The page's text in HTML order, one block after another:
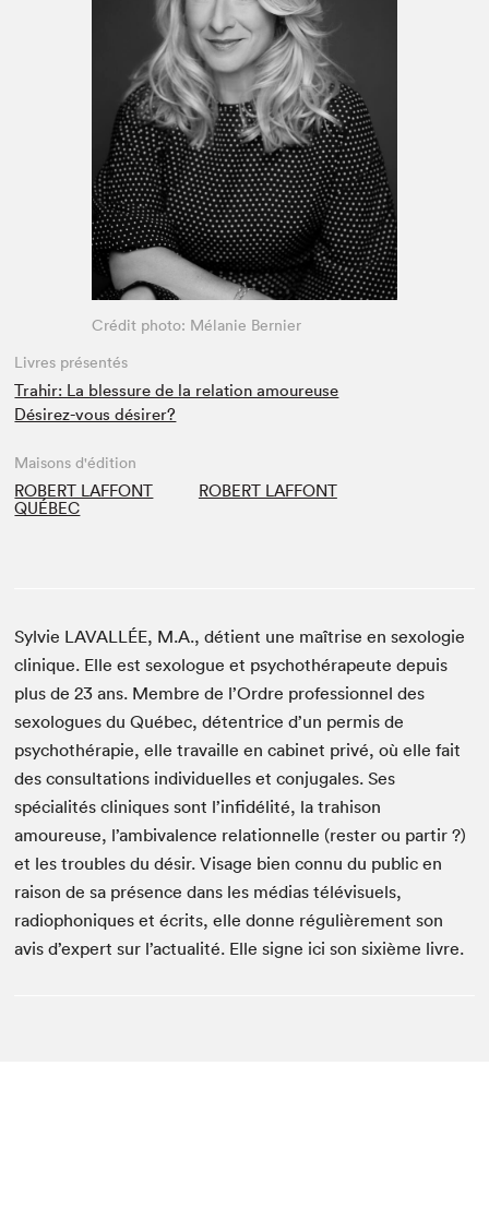
Espace médias
Crédit photo: Mélanie Bernier
Livres présentés
Trahir: La blessure de la relation amoureuse
Désirez-vous désirer?
Maisons d'édition
ROBERT LAFFONT
QUÉBEC
ROBERT LAFFONT
Sylvie LAVALLÉE, M.A., détient une maîtrise en sexologie
clinique. Elle est sexologue et psychothérapeute depuis
plus de 23 ans. Membre de l’Ordre professionnel des
sexologues du Québec, détentrice d’un permis de
psychothérapie, elle travaille en cabinet privé, où elle fait
des consultations individuelles et conjugales. Ses
spécialités cliniques sont l’infidélité, la trahison
amoureuse, l’ambivalence relationnelle (rester ou partir ?)
et les troubles du désir. Visage bien connu du public en
raison de sa présence dans les médias télévisuels,
radiophoniques et écrits, elle donne régulièrement son
avis d’expert sur l’actualité. Elle signe ici son sixième livre.